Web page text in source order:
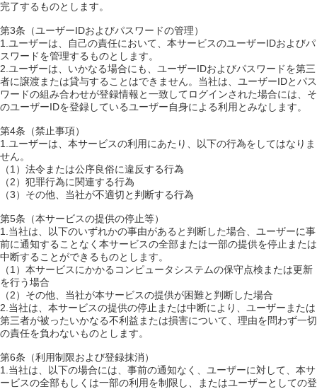
完了するものとします。
第3条（ユーザーIDおよびパスワードの管理）
1.ユーザーは、自己の責任において、本サービスのユーザーIDおよびパ
スワードを管理するものとします。
2.ユーザーは、いかなる場合にも、ユーザーIDおよびパスワードを第三
者に譲渡または貸与することはできません。当社は、ユーザーIDとパス
ワードの組み合わせが登録情報と一致してログインされた場合には、そ
のユーザーIDを登録しているユーザー自身による利用とみなします。
第4条（禁止事項）
1.ユーザーは、本サービスの利用にあたり、以下の行為をしてはなりま
せん。
（1）法令または公序良俗に違反する行為
（2）犯罪行為に関連する行為
（3）その他、当社が不適切と判断する行為
第5条（本サービスの提供の停止等）
1.当社は、以下のいずれかの事由があると判断した場合、ユーザーに事
前に通知することなく本サービスの全部または一部の提供を停止または
中断することができるものとします。
（1）本サービスにかかるコンピュータシステムの保守点検または更新
を行う場合
（2）その他、当社が本サービスの提供が困難と判断した場合
2.当社は、本サービスの提供の停止または中断により、ユーザーまたは
第三者が被ったいかなる不利益または損害について、理由を問わず一切
の責任を負わないものとします。
第6条（利用制限および登録抹消）
1.当社は、以下の場合には、事前の通知なく、ユーザーに対して、本サ
ービスの全部もしくは一部の利用を制限し、またはユーザーとしての登